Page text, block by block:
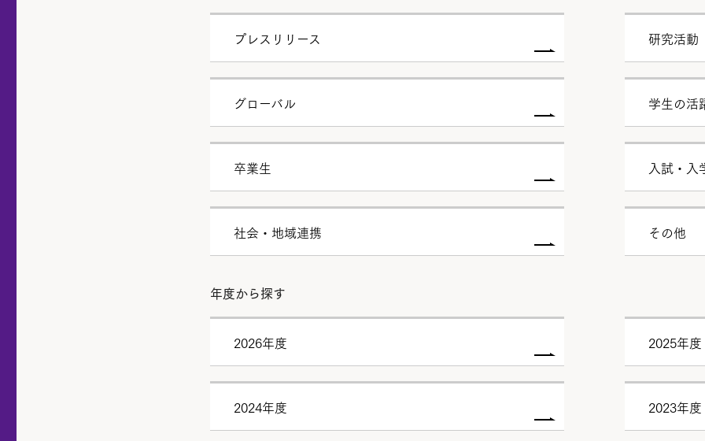
プレスリリース 研究活動
グローバル 学生の活
卒業生 入試・入
社会・地域連携 その他
年度から探す
2026年度 2025年度
2024年度 2023年度